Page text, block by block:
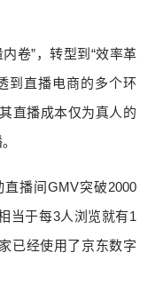
卷”，转型到“效率革
到直播电商的多个环
直播成本仅为真人的
播间GMV突破2000
当于每3人浏览就有1
已经使用了京东数字